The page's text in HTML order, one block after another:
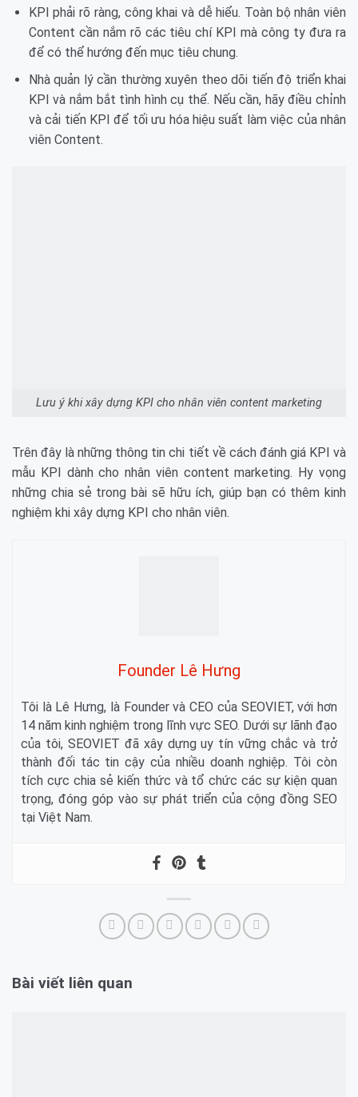
KPI phải rõ ràng, công khai và dễ hiểu. Toàn bộ nhân viên
Content cần nắm rõ các tiêu chí KPI mà công ty đưa ra
để có thể hướng đến mục tiêu chung.
Nhà quản lý cần thường xuyên theo dõi tiến độ triển khai
KPI và nắm bắt tình hình cụ thể. Nếu cần, hãy điều chỉnh
và cải tiến KPI để tối ưu hóa hiệu suất làm việc của nhân
viên Content.
Lưu ý khi xây dựng KPI cho nhân viên content marketing
Trên đây là những thông tin chi tiết về cách đánh giá KPI và
mẫu KPI dành cho nhân viên content marketing. Hy vọng
những chia sẻ trong bài sẽ hữu ích, giúp bạn có thêm kinh
nghiệm khi xây dựng KPI cho nhân viên.
Founder Lê Hưng
Tôi là Lê Hưng, là Founder và CEO của SEOVIET, với hơn
14 năm kinh nghiệm trong lĩnh vực SEO. Dưới sự lãnh đạo
của tôi, SEOVIET đã xây dựng uy tín vững chắc và trở
thành đối tác tin cậy của nhiều doanh nghiệp. Tôi còn
tích cực chia sẻ kiến thức và tổ chức các sự kiện quan
trọng, đóng góp vào sự phát triển của cộng đồng SEO
tại Việt Nam.
Bài viết liên quan